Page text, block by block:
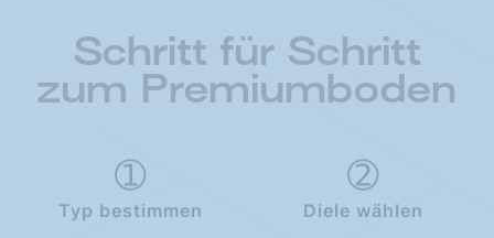
Schritt für Schritt
zum Premiumboden
Typ bestimmen Diele wählen